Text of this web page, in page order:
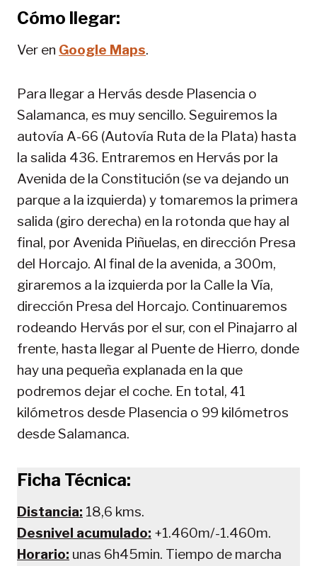
Cómo llegar:
Ver en Google Maps.
Para llegar a Hervás desde Plasencia o
Salamanca, es muy sencillo. Seguiremos la
autovía A-66 (Autovía Ruta de la Plata) hasta
la salida 436. Entraremos en Hervás por la
Avenida de la Constitución (se va dejando un
parque a la izquierda) y tomaremos la primera
salida (giro derecha) en la rotonda que hay al
final, por Avenida Piñuelas, en dirección Presa
del Horcajo. Al final de la avenida, a 300m,
giraremos a la izquierda por la Calle la Vía,
dirección Presa del Horcajo. Continuaremos
rodeando Hervás por el sur, con el Pinajarro al
frente, hasta llegar al Puente de Hierro, donde
hay una pequeña explanada en la que
podremos dejar el coche. En total, 41
kilómetros desde Plasencia o 99 kilómetros
desde Salamanca.
Ficha Técnica:
Distancia: 18,6 kms.
Desnivel acumulado: +1.460m/-1.460m.
Horario: unas 6h45min. Tiempo de marcha